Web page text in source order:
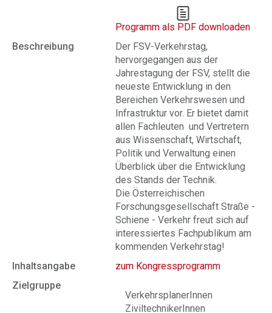
Programm als PDF downloaden
Beschreibung
Der FSV-Verkehrstag,
hervorgegangen aus der
Jahrestagung der FSV, stellt die
neueste Entwicklung in den
Bereichen Verkehrswesen und
Infrastruktur vor. Er bietet damit
allen Fachleuten und Vertretern
aus Wissenschaft, Wirtschaft,
Politik und Verwaltung einen
Überblick über die Entwicklung
des Stands der Technik.
Die Österreichischen
Forschungsgesellschaft Straße -
Schiene - Verkehr freut sich auf
interessiertes Fachpublikum am
kommenden Verkehrstag!
Inhaltsangabe
zum Kongressprogramm
Zielgruppe
VerkehrsplanerInnen
ZiviltechnikerInnen